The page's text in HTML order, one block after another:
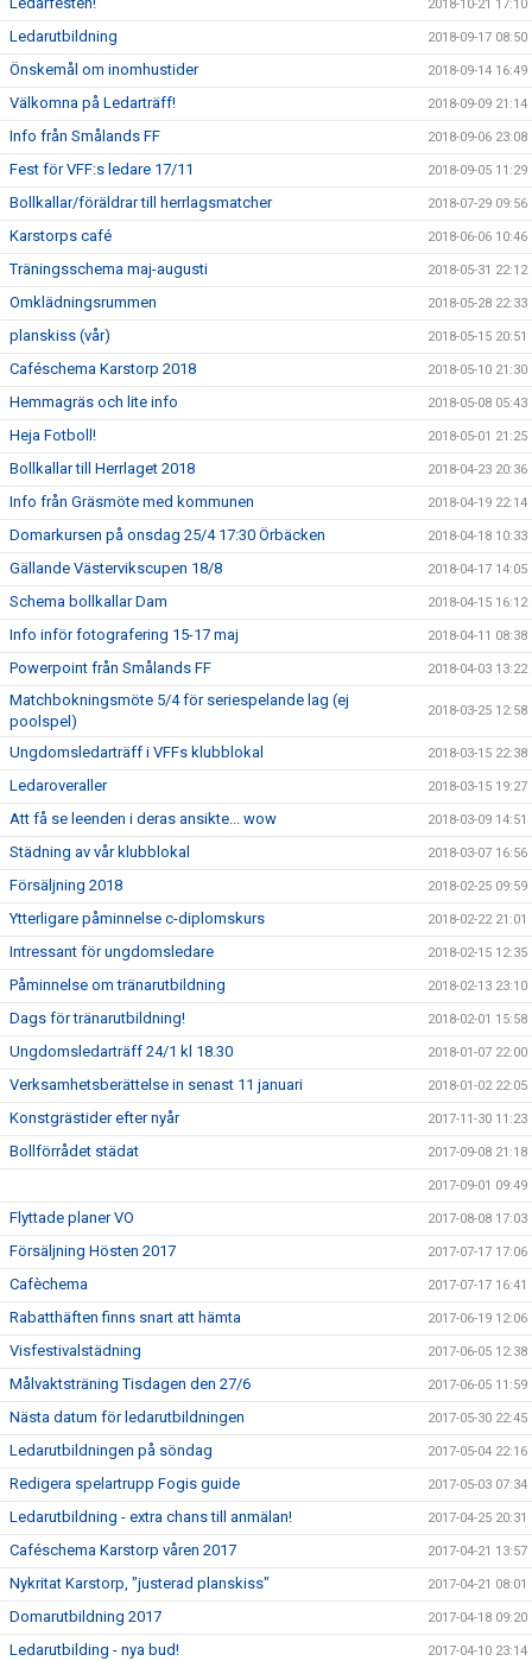
2018-10-21 17:10
Ledarutbildning 2018-09-17 08:50
Önskemål om inomhustider 2018-09-14 16:49
Välkomna på Ledarträff! 2018-09-09 21:14
Info från Smålands FF 2018-09-06 23:08
Fest för VFF:s ledare 17/11 2018-09-05 11:29
Bollkallar/föräldrar till herrlagsmatcher 2018-07-29 09:56
Karstorps café 2018-06-06 10:46
Träningsschema maj-augusti 2018-05-31 22:12
Omklädningsrummen 2018-05-28 22:33
planskiss (vår) 2018-05-15 20:51
Caféschema Karstorp 2018 2018-05-10 21:30
Hemmagräs och lite info 2018-05-08 05:43
Heja Fotboll! 2018-05-01 21:25
Bollkallar till Herrlaget 2018 2018-04-23 20:36
Info från Gräsmöte med kommunen 2018-04-19 22:14
Domarkursen på onsdag 25/4 17:30 Örbäcken 2018-04-18 10:33
Gällande Västervikscupen 18/8 2018-04-17 14:05
Schema bollkallar Dam 2018-04-15 16:12
Info inför fotografering 15-17 maj 2018-04-11 08:38
Powerpoint från Smålands FF 2018-04-03 13:22
Matchbokningsmöte 5/4 för seriespelande lag (ej
poolspel)
2018-03-25 12:58
Ungdomsledarträff i VFFs klubblokal 2018-03-15 22:38
Ledaroveraller 2018-03-15 19:27
Att få se leenden i deras ansikte... wow 2018-03-09 14:51
Städning av vår klubblokal 2018-03-07 16:56
Försäljning 2018 2018-02-25 09:59
Ytterligare påminnelse c-diplomskurs 2018-02-22 21:01
Intressant för ungdomsledare 2018-02-15 12:35
Påminnelse om tränarutbildning 2018-02-13 23:10
Dags för tränarutbildning! 2018-02-01 15:58
Ungdomsledarträff 24/1 kl 18.30 2018-01-07 22:00
Verksamhetsberättelse in senast 11 januari 2018-01-02 22:05
Konstgrästider efter nyår 2017-11-30 11:23
Bollförrådet städat 2017-09-08 21:18
2017-09-01 09:49
Flyttade planer VO 2017-08-08 17:03
Försäljning Hösten 2017 2017-07-17 17:06
Cafèchema 2017-07-17 16:41
Rabatthäften finns snart att hämta 2017-06-19 12:06
Visfestivalstädning 2017-06-05 12:38
Målvaktsträning Tisdagen den 27/6 2017-06-05 11:59
Nästa datum för ledarutbildningen 2017-05-30 22:45
Ledarutbildningen på söndag 2017-05-04 22:16
Redigera spelartrupp Fogis guide 2017-05-03 07:34
Ledarutbildning - extra chans till anmälan! 2017-04-25 20:31
Caféschema Karstorp våren 2017 2017-04-21 13:57
Nykritat Karstorp, "justerad planskiss" 2017-04-21 08:01
Domarutbildning 2017 2017-04-18 09:20
Ledarutbilding - nya bud! 2017-04-10 23:14